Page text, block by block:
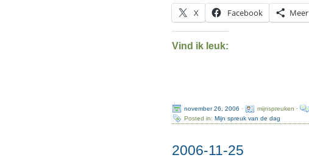
X Facebook Meer
Vind ik leuk:
november 26, 2006 · mijnspreuken ·
Posted in:Mijn spreuk van de dag
2006-11-25